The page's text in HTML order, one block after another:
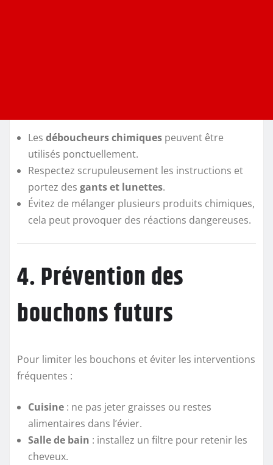
Les déboucheurs chimiques peuvent être
utilisés ponctuellement.
Respectez scrupuleusement les instructions et
portez des gants et lunettes.
Évitez de mélanger plusieurs produits chimiques,
cela peut provoquer des réactions dangereuses.
4. Prévention des
bouchons futurs
Pour limiter les bouchons et éviter les interventions
fréquentes :
Cuisine : ne pas jeter graisses ou restes
alimentaires dans l’évier.
Salle de bain : installez un filtre pour retenir les
cheveux.